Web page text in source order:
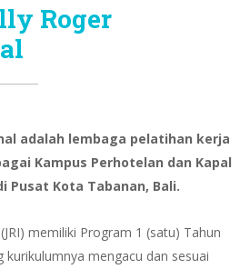
Roger
adalah lembaga pelatihan kerja
Kampus Perhotelan dan Kapal
Pusat Kota Tabanan, Bali.
memiliki Program 1 (satu) Tahun
kurikulumnya mengacu dan sesuai